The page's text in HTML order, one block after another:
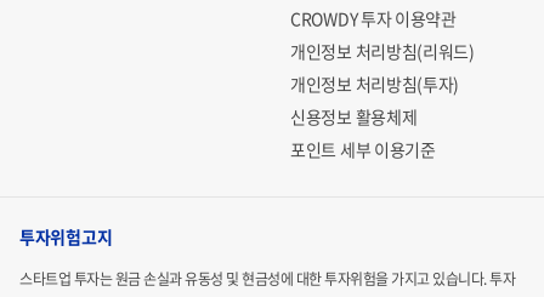
CROWDY 투자 이용약관
개인정보 처리방침(리워드)
개인정보 처리방침(투자)
신용정보 활용체제
포인트 세부 이용기준
투자위험고지
스타트업 투자는 원금 손실과 유동성 및 현금성에 대한 투자위험을 가지고 있습니다.투자